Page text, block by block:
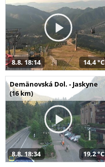
8.8. 18:14 14,4 °C
Demänovská Dol. - Jaskyne
(16 km)
8.8. 18:34 19,2 °C